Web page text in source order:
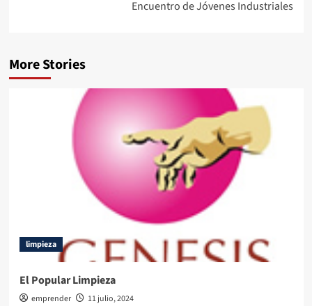
Encuentro de Jóvenes Industriales
More Stories
limpieza
El Popular Limpieza
emprender 11 julio, 2024